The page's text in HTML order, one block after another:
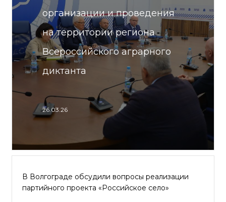
организации и проведения
на территории региона
Всероссийского аграрного
диктанта
26.03.26
В Волгограде обсудили вопросы реализации
партийного проекта «Российское село»